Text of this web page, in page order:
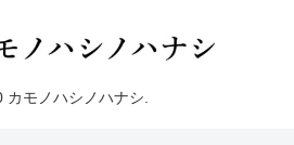
モノハシノハナシ.